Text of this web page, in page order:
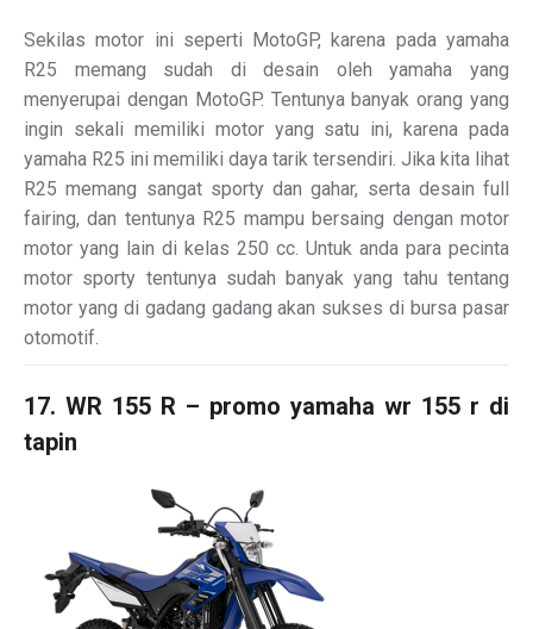
Sekilas motor ini seperti MotoGP, karena pada yamaha
R25 memang sudah di desain oleh yamaha yang
menyerupai dengan MotoGP. Tentunya banyak orang yang
ingin sekali memiliki motor yang satu ini, karena pada
yamaha R25 ini memiliki daya tarik tersendiri. Jika kita lihat
R25 memang sangat sporty dan gahar, serta desain full
fairing, dan tentunya R25 mampu bersaing dengan motor
motor yang lain di kelas 250 cc. Untuk anda para pecinta
motor sporty tentunya sudah banyak yang tahu tentang
motor yang di gadang gadang akan sukses di bursa pasar
otomotif.
17. WR 155 R – promo yamaha wr 155 r di
tapin